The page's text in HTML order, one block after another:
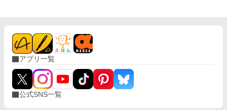
アプリ一覧
公式SNS一覧